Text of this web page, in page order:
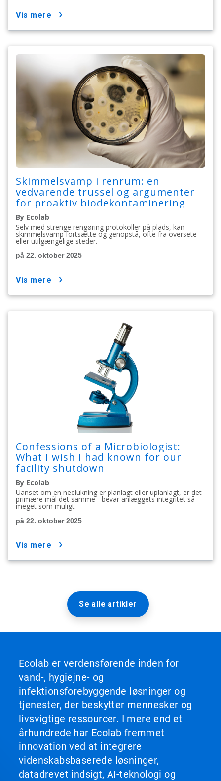
vis mere
Skimmelsvamp i renrum: en
vedvarende trussel og argumenter
for proaktiv biodekontaminering
By Ecolab
Selv med strenge rengøring protokoller på plads, kan
skimmelsvamp fortsætte og genopstå, ofte fra oversete
eller utilgængelige steder.
på 22. oktober 2025
vis mere
Confessions of a Microbiologist:
What I wish I had known for our
facility shutdown
By Ecolab
Uanset om en nedlukning er planlagt eller uplanlagt, er det
primære mål det samme - bevar anlæggets integritet så
meget som muligt.
på 22. oktober 2025
vis mere
Se alle artikler
Ecolab er verdensførende inden for
vand-, hygiejne- og
infektionsforebyggende løsninger og
tjenester, der beskytter mennesker og
livsvigtige ressourcer. I mere end et
århundrede har Ecolab fremmet
innovation ved at integrere
videnskabsbaserede løsninger,
datadrevet indsigt, AI-teknologi og